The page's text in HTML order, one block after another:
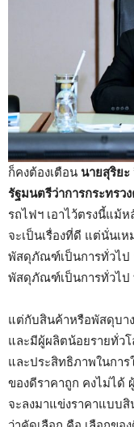
ก็คงต้องเตือน นายสุริยะ
รัฐมนตรีว่าการกระทรว
รถไฟฯ เอาไว้ตรงนี้แม้ห
จะเป็นเรื่องที่ดี แต่นั่นเ
พัสดุภัณฑ์เป็นการทั่วไป
พัสดุภัณฑ์เป็นการทั่วไป
แต่กับสินค้าหรือพัสดุบา
และมีผู้ผลิตน้อยรายทั่ว
และประสิทธิภาพในกา
ของดีราคาถูก คงไม่ได้
จะลงมาแข่งราคาแบบ